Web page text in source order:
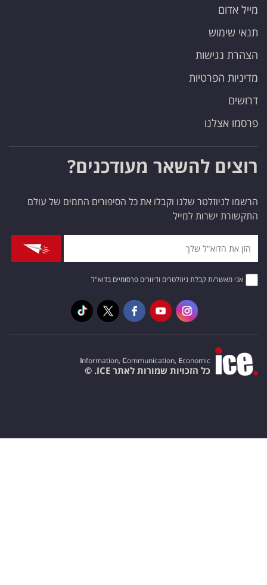
מייל אדום
תנאי שימוש
הצהרת נגישות
מדיניות הפרטיות
דרושים
פרסמו אצלנו
רוצים להשאר מעודכנים?
הרשמו לניוזלטר שלנו וקבלו את כל הסיפורים החמים של עולם
התקשורת ישרות למייל
אני מאשר/ת קבלת ניוזלטרים ודיוורים פרסומיים בדוא"ל
Information, Communication, Economic
כל הזכויות שמורות לאתר ICE. ©